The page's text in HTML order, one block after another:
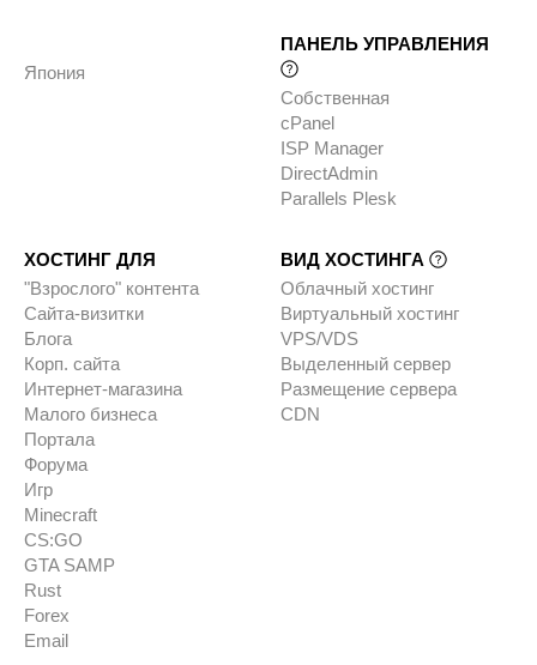
Япония
ПАНЕЛЬ УПРАВЛЕНИЯ
Собственная
cPanel
ISP Manager
DirectAdmin
Parallels Plesk
ХОСТИНГ ДЛЯ
"Взрослого" контента
Сайта-визитки
Блога
Корп. сайта
Интернет-магазина
Малого бизнеса
Портала
Форума
Игр
Minecraft
CS:GO
GTA SAMP
Rust
Forex
Email
ВИД ХОСТИНГА
Облачный хостинг
Виртуальный хостинг
VPS/VDS
Выделенный сервер
Размещение сервера
CDN